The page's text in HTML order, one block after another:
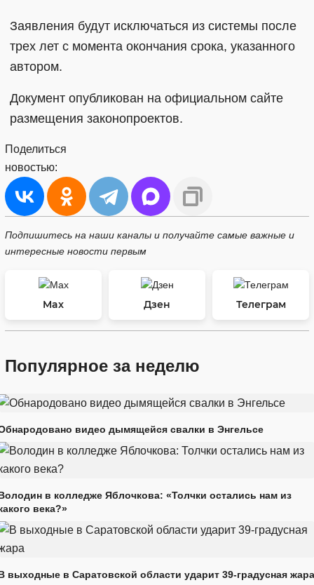
Заявления будут исключаться из системы после
трех лет с момента окончания срока, указанного
автором.
Документ опубликован на официальном сайте
размещения законопроектов.
Поделиться
новостью:
Подпишитесь на наши каналы и получайте самые важные и
интересные новости первым
Max Дзен Телеграм
Популярное за неделю
видео дымящейся свалки в Энгельсе
в колледже Яблочкова: «Толчки остались нам из
века?»
выходные в Саратовской области ударит 39-градусная жара